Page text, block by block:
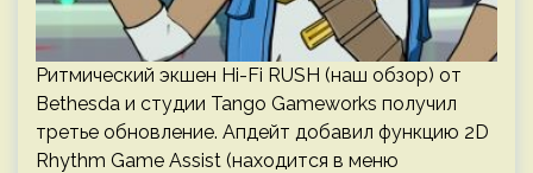
Ритмический экшен Hi-Fi RUSH (наш обзор) от
Bethesda и студии Tango Gameworks получил
третье обновление. Апдейт добавил функцию 2D
Rhythm Game Assist (находится в меню